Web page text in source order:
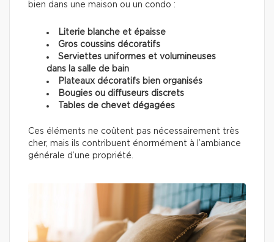
bien dans une maison ou un condo :
Literie blanche et épaisse
Gros coussins décoratifs
Serviettes uniformes et volumineuses
dans la salle de bain
Plateaux décoratifs bien organisés
Bougies ou diffuseurs discrets
Tables de chevet dégagées
Ces éléments ne coûtent pas nécessairement très
cher, mais ils contribuent énormément à l’ambiance
générale d’une propriété.